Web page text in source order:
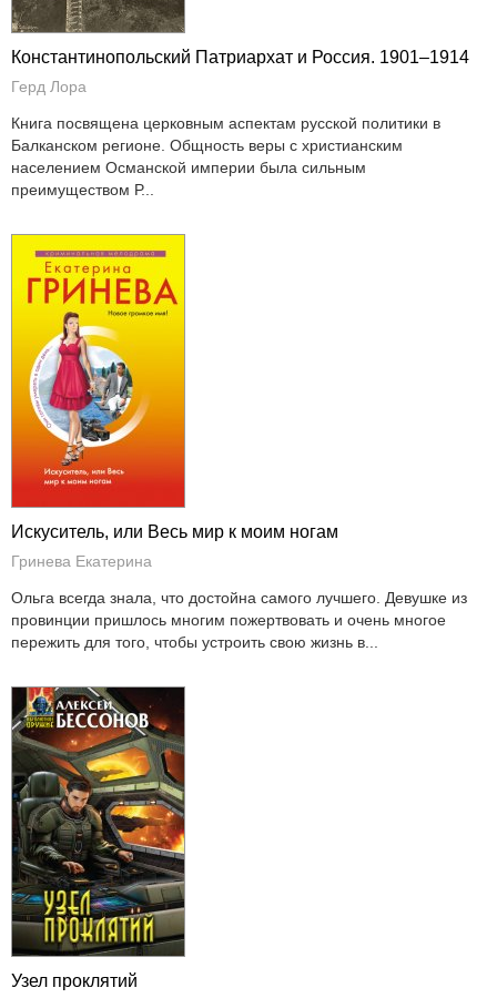
Константинопольский Патриархат и Россия. 1901–1914
Герд Лора
Книга посвящена церковным аспектам русской политики в
Балканском регионе. Общность веры с христианским
населением Османской империи была сильным
преимуществом Р...
Искуситель, или Весь мир к моим ногам
Гринева Екатерина
Ольга всегда знала, что достойна самого лучшего. Девушке из
провинции пришлось многим пожертвовать и очень многое
пережить для того, чтобы устроить свою жизнь в...
Узел проклятий